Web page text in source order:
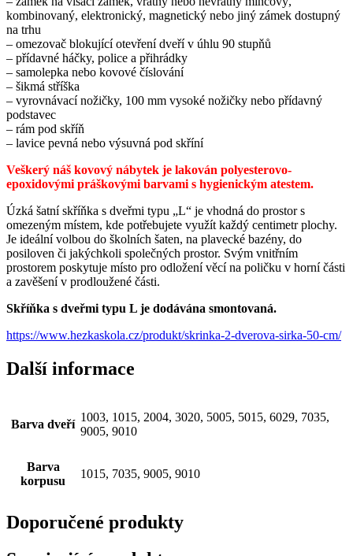
kombinovaný, elektronický, magnetický nebo jiný zámek dostupný
na trhu
– omezovač blokující otevření dveří v úhlu 90 stupňů
– přídavné háčky, police a přihrádky
– samolepka nebo kovové číslování
– šikmá stříška
– vyrovnávací nožičky, 100 mm vysoké nožičky nebo přídavný
podstavec
– rám pod skříň
– lavice pevná nebo výsuvná pod skříní
Veškerý náš kovový nábytek je lakován polyesterovo-
epoxidovými práškovými barvami s hygienickým atestem.
Úzká šatní skříňka s dveřmi typu „L“ je vhodná do prostor s
omezeným místem, kde potřebujete využít každý centimetr plochy.
Je ideální volbou do školních šaten, na plavecké bazény, do
posiloven či jakýchkoli společných prostor. Svým vnitřním
prostorem poskytuje místo pro odložení věcí na poličku v horní části
a zavěšení v prodloužené části.
Skříňka s dveřmi typu L je dodávána smontovaná.
https://www.hezkaskola.cz/produkt/skrinka-2-dverova-sirka-50-cm/
Další informace
Barva dveří
1003, 1015, 2004, 3020, 5005, 5015, 6029, 7035,
9005, 9010
Barva
korpusu
1015, 7035, 9005, 9010
Doporučené produkty